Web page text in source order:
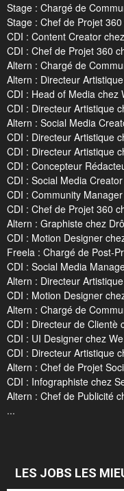
Stage : Chargé de
Stage : Chef de Projet
CDI : Content Creator
CDI : Chef de Projet 360
Altern : Chargé de
Altern : Directeur
CDI : Head of Media chez
CDI : Directeur Artistique
Altern : Social Media
CDI : Directeur Artistique
CDI : Directeur Artistique
CDI : Concepteur
CDI : Social Media
CDI : Community
CDI : Chef de Projet 360
Altern : Graphiste chez
CDI : Motion Designer
Freela : Chargé de Post-
CDI : Social Media
Altern : Directeur
CDI : Motion Designer
Altern : Chargé de
CDI : Directeur de Clientè
CDI : UI Designer chez
CDI : Directeur Artistique
Altern : Chef de Projet
CDI : Infographiste chez
Altern : Chef de Publicité
...
LES JOBS LES